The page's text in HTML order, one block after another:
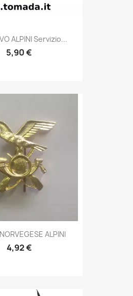
Anteprima
ALPINI Servizio...
5,90 €
AnteprimaALPINI
4,92 €